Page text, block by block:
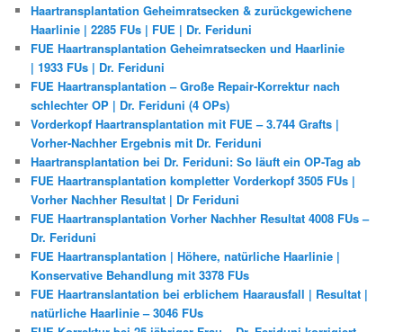
Haartransplantation Geheimratsecken & zurückgewichene
Haarlinie | 2285 FUs | FUE | Dr. Feriduni
FUE Haartransplantation Geheimratsecken und Haarlinie
| 1933 FUs | Dr. Feriduni
FUE Haartransplantation – Große Repair-Korrektur nach
schlechter OP | Dr. Feriduni (4 OPs)
Vorderkopf Haartransplantation mit FUE – 3.744 Grafts |
Vorher-Nachher Ergebnis mit Dr. Feriduni
Haartransplantation bei Dr. Feriduni: So läuft ein OP-Tag ab
FUE Haartransplantation kompletter Vorderkopf 3505 FUs |
Vorher Nachher Resultat | Dr Feriduni
FUE Haartransplantation Vorher Nachher Resultat 4008 FUs –
Dr. Feriduni
FUE Haartransplantation | Höhere, natürliche Haarlinie |
Konservative Behandlung mit 3378 FUs
FUE Haartranslantation bei erblichem Haarausfall | Resultat |
natürliche Haarlinie – 3046 FUs